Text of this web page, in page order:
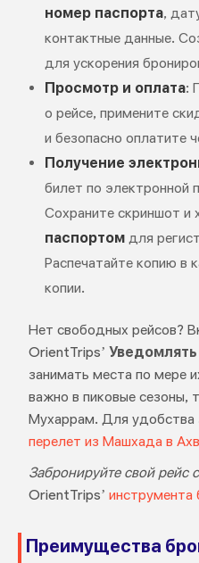
номер паспорта,
контактные данные.
для ускорения
Просмотр и оплата:
о рейсе, примените
и безопасно оплатите
Получение
билет по электронной
Сохраните скриншот и
паспортомдля
Распечатайте копию в
копии.
Нет свободных рейсов?
OrientTrips’
занимать места по мере
важно в пиковые сезоны,
Мухаррам. Для удобства
перелет из Машхада в
Забронируйте свой рейс
OrientTrips’ инструмента
Преимущества